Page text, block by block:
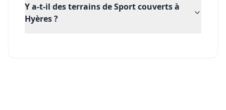
Y a-t-il des terrains de Sport couverts à
Hyères ?